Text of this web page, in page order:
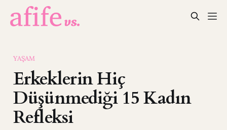
YAŞAM
Erkeklerin Hiç
Düşünmediği 15 Kadın
Refleksi